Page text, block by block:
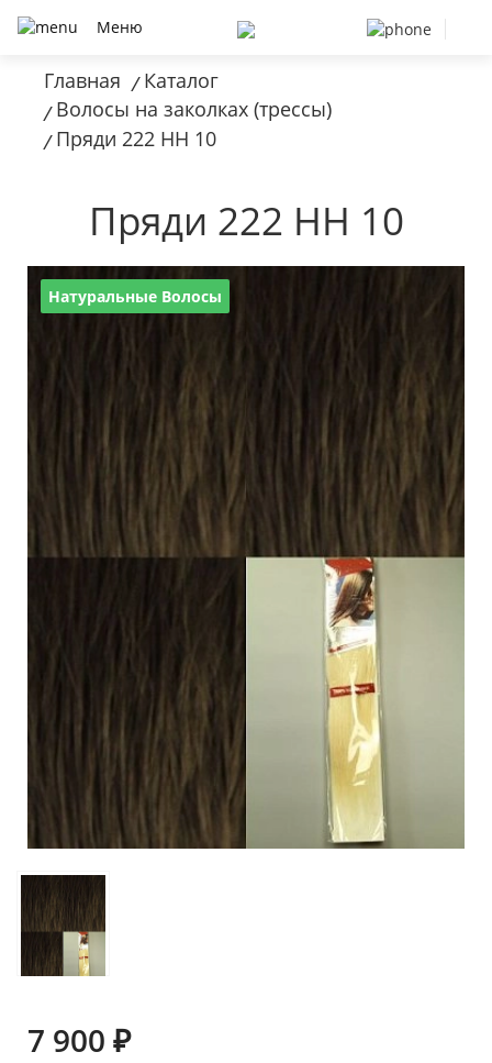
Меню
Главная / Каталог
/ Волосы на заколках (трессы)
/ Пряди 222 HH 10
Пряди 222 HH 10
Натуральные Волосы
7 900 ₽